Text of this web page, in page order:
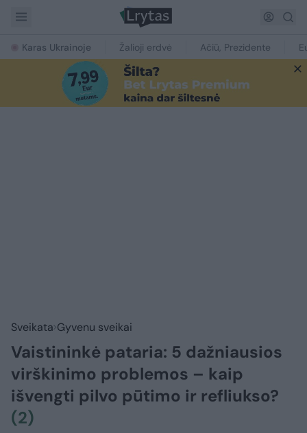
Karas Ukrainoje Žalioji erdvė Ačiū, Prezidente
Sveikata Gyvenu sveikai
Vaistininkė pataria: 5 dažniausios
virškinimo problemos – kaip
išvengti pilvo pūtimo ir refliukso?
(2)